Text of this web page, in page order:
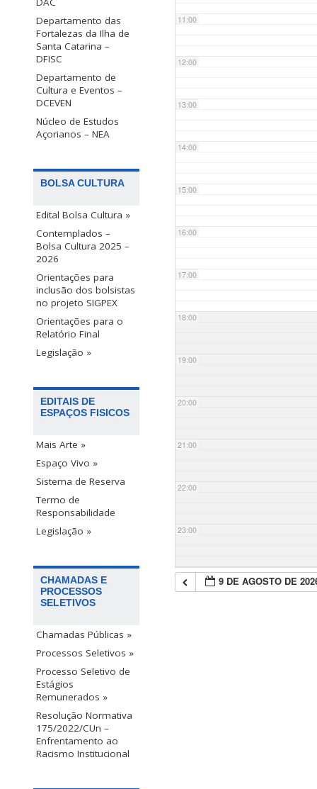
Departamento das
Fortalezas da Ilha de
Santa Catarina –
DFISC
Departamento de
Cultura e Eventos –
DCEVEN
Núcleo de Estudos
Açorianos – NEA
BOLSA CULTURA
Edital Bolsa Cultura »
Contemplados –
Bolsa Cultura 2025 –
2026
Orientações para
inclusão dos bolsistas
no projeto SIGPEX
Orientações para o
Relatório Final
Legislação »
EDITAIS DE
ESPAÇOS FISICOS
Mais Arte »
Espaço Vivo »
Sistema de Reserva
Termo de
Responsabilidade
Legislação »
CHAMADAS E
PROCESSOS
SELETIVOS
Chamadas Públicas »
Processos Seletivos »
Processo Seletivo de
Estágios
Remunerados »
Resolução Normativa
175/2022/CUn –
Enfrentamento ao
Racismo Institucional
11:00
12:00
13:00
14:00
15:00
16:00
17:00
18:00
19:00
20:00
21:00
22:00
23:00
9 DE AGOSTO DE